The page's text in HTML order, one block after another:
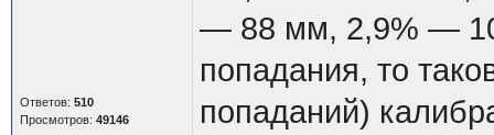
Ответов: 510
Просмотров: 49146
— 88 мм, 2,9% —
попадания, то
попаданий)